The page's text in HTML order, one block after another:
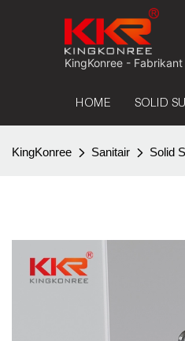
KingKonree -
HOME SOLID
KingKonree Sanitair Solid